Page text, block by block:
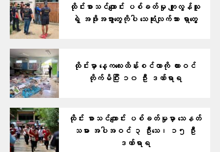
ထိုင်းစာသင်ကျောင်း ပစ်ခတ်မှု ကျူးလွန်သူ
ရဲ့ အဖိုးအဖွားတွေကိုပါ သေဆုံးလျက်သား ရှာတွေ့
ထိုင်းမှာ နေ့ကလေးထိန်းစင်တာကို ကားဝင်
တိုက်မိပြီး ၁၀ ဦး ဒဏ်ရာရ
ထိုင်း စာသင်ကျောင်း ပစ်ခတ်မှုမှာ သေနတ်
သမား အပါအဝင် ၃ ဦးသေ၊ ၁၅ ဦး
ဒဏ်ရာရ